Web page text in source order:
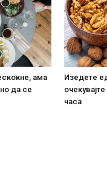
ама
да се
Изедете
часа